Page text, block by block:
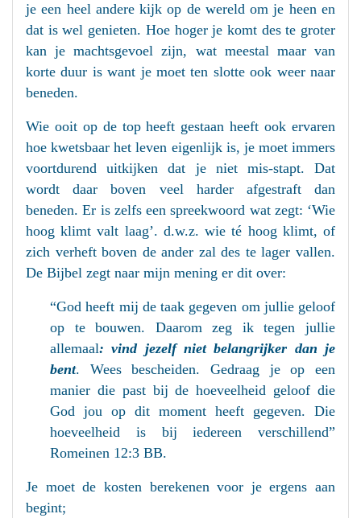
je een heel andere kijk op de wereld om je heen en
dat is wel genieten. Hoe hoger je komt des te groter
kan je machtsgevoel zijn, wat meestal maar van
korte duur is want je moet ten slotte ook weer naar
beneden.
Wie ooit op de top heeft gestaan heeft ook ervaren
hoe kwetsbaar het leven eigenlijk is, je moet immers
voortdurend uitkijken dat je niet mis-stapt. Dat
wordt daar boven veel harder afgestraft dan
beneden. Er is zelfs een spreekwoord wat zegt: ‘Wie
hoog klimt valt laag’. d.w.z. wie té hoog klimt, of
zich verheft boven de ander zal des te lager vallen.
De Bijbel zegt naar mijn mening er dit over:
“God heeft mij de taak gegeven om jullie geloof
op te bouwen. Daarom zeg ik tegen jullie
allemaal: vind jezelf niet belangrijker dan je
bent. Wees bescheiden. Gedraag je op een
manier die past bij de hoeveelheid geloof die
God jou op dit moment heeft gegeven. Die
hoeveelheid is bij iedereen verschillend”
Romeinen 12:3 BB.
Je moet de kosten berekenen voor je ergens aan
begint;